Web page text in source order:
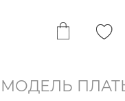
МОДЕЛЬ